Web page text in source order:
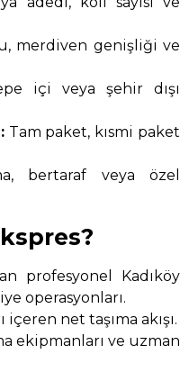
merdiven genişliği ve
içi veya şehir dışı
Tam paket, kısmi paket
bertaraf veya özel
profesyonel Kadıköy
operasyonları.
içeren net taşıma akışı.
ekipmanları ve uzman